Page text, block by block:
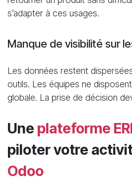
s’adapter à ces usages.
Manque de visibilité sur
Les données restent
outils. Les équipes ne disposent
globale. La prise de décision
Une plateforme
piloter votre
Odoo